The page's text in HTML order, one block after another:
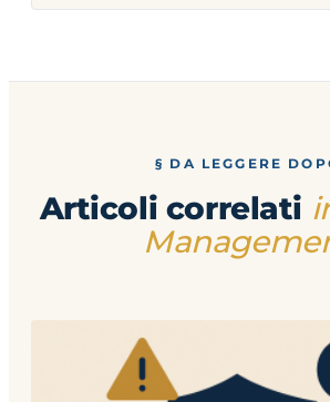
§ DA LEGGERE
Articoli correlati